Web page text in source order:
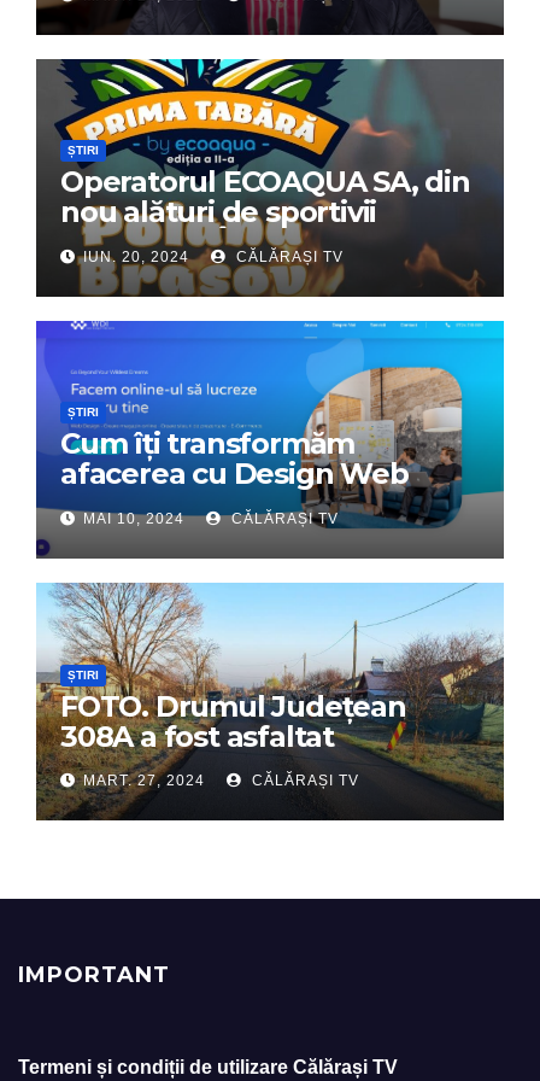
ȘTIRI
Operatorul ECOAQUA SA, din
nou alături de sportivii
călărășeni. Începe „Prima
Tabără”!
IUN. 20, 2024 CĂLĂRAȘI TV
ȘTIRI
Cum îți transformăm
afacerea cu Design Web
Interactiv – Partenerul tău
digital de încredere
MAI 10, 2024 CĂLĂRAȘI TV
ȘTIRI
FOTO. Drumul Județean
308A a fost asfaltat
MART. 27, 2024 CĂLĂRAȘI TV
IMPORTANT
Termeni și condiții de utilizare Călărași TV